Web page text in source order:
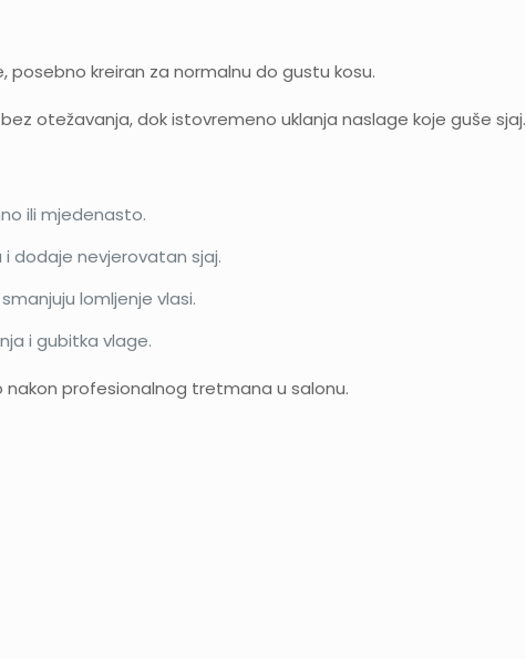
kreiran za normalnu do gustu kosu.
otežavanja, dok istovremeno uklanja naslage koje guše sjaj.
ili mjedenasto.
dodaje nevjerovatan sjaj.
lomljenje vlasi.
i gubitka vlage.
profesionalnog tretmana u salonu.